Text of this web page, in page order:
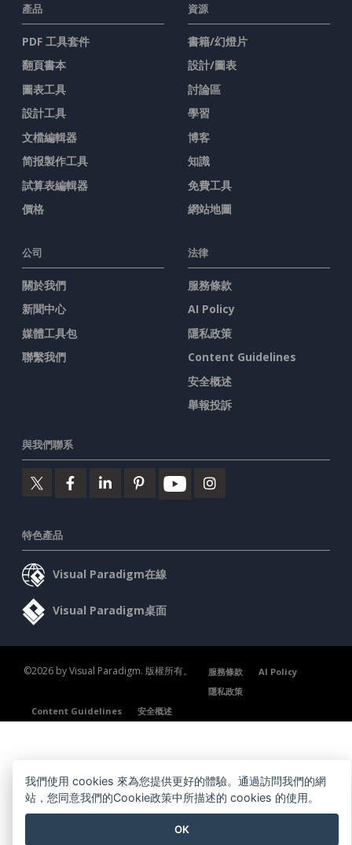
產品
PDF 工具套件
翻頁書本
圖表工具
設計工具
文檔編輯器
简报製作工具
試算表編輯器
價格
資源
書籍/幻燈片
設計/圖表
討論區
學習
博客
知識
免費工具
網站地圖
公司
關於我們
新聞中心
媒體工具包
聯繫我們
法律
服務條款
AI Policy
隱私政策
Content Guidelines
安全概述
舉報投訴
與我們聯系
特色產品
Visual Paradigm在線
Visual Paradigm桌面
©2026 by Visual Paradigm. 版權所有。 服務條款
AI Policy
隱私政策
Content Guidelines
安全概述
我們使用 cookies 來為您提供更好的體驗。通過訪問我們的網
站，您同意我們的Cookie政策中所描述的 cookies 的使用。
OK